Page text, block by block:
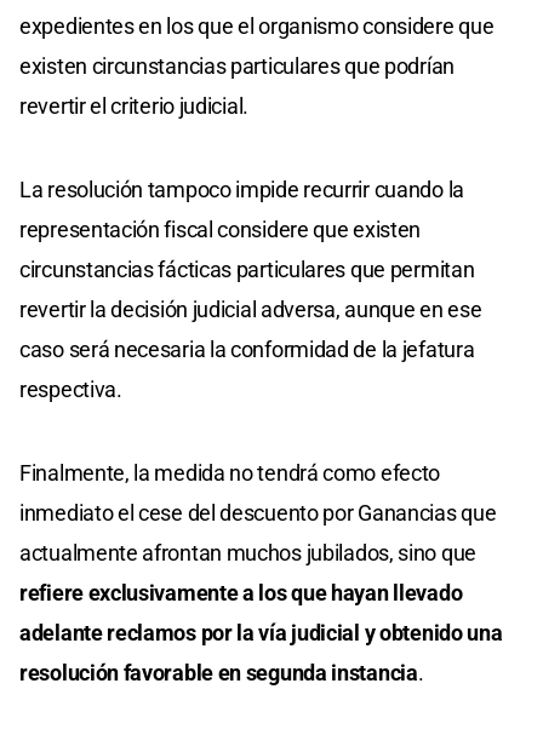
expedientes en los que el organismo considere que
existen circunstancias particulares que podrían
revertir el criterio judicial.
La resolución tampoco impide recurrir cuando la
representación fiscal considere que existen
circunstancias fácticas particulares que permitan
revertir la decisión judicial adversa, aunque en ese
caso será necesaria la conformidad de la jefatura
respectiva.
Finalmente, la medida no tendrá como efecto
inmediato el cese del descuento por Ganancias que
actualmente afrontan muchos jubilados, sino que
refiere exclusivamente a los que hayan llevado
adelante reclamos por la vía judicial y obtenido una
resolución favorable en segunda instancia.